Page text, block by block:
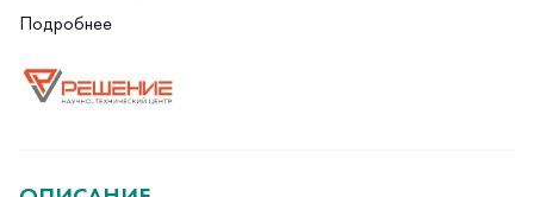
для диагностики ранений и отработки навыков оказания
первой помощи при множественных, комбинированных и
сочетанных повреждениях различных областей тела и
органов. Используется в учебных центрах МЧС, военно-
квалификации.
Габариты в упаковке Д/Ш/В : 1800*600*240 мм
Вес: 40 кг.
Подробнее